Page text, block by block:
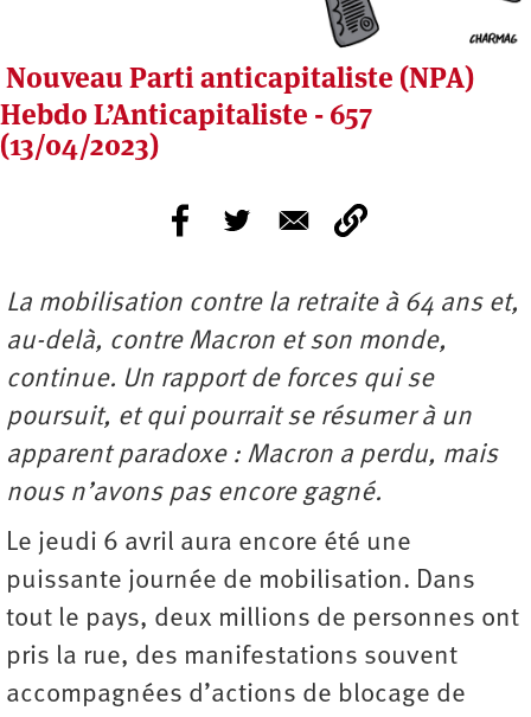
Nouveau Parti anticapitaliste (NPA)
Hebdo L’Anticapitaliste - 657
(13/04/2023)
La mobilisation contre la retraite à 64 ans et,
au-delà, contre Macron et son monde,
continue. Un rapport de forces qui se
poursuit, et qui pourrait se résumer à un
apparent paradoxe : Macron a perdu, mais
nous n’avons pas encore gagné.
Le jeudi 6 avril aura encore été une
puissante journée de mobilisation. Dans
tout le pays, deux millions de personnes ont
pris la rue, des manifestations souvent
accompagnées d’actions de blocage de